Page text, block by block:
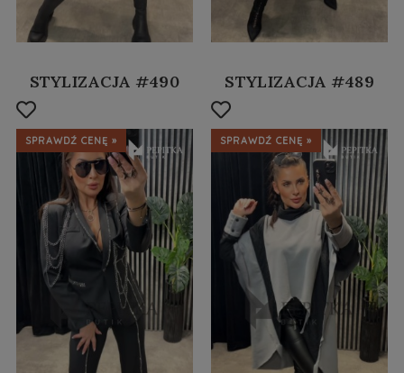
STYLIZACJA #490
SPRAWDŹ CENĘ »
STYLIZACJA #489
SPRAWDŹ CENĘ »